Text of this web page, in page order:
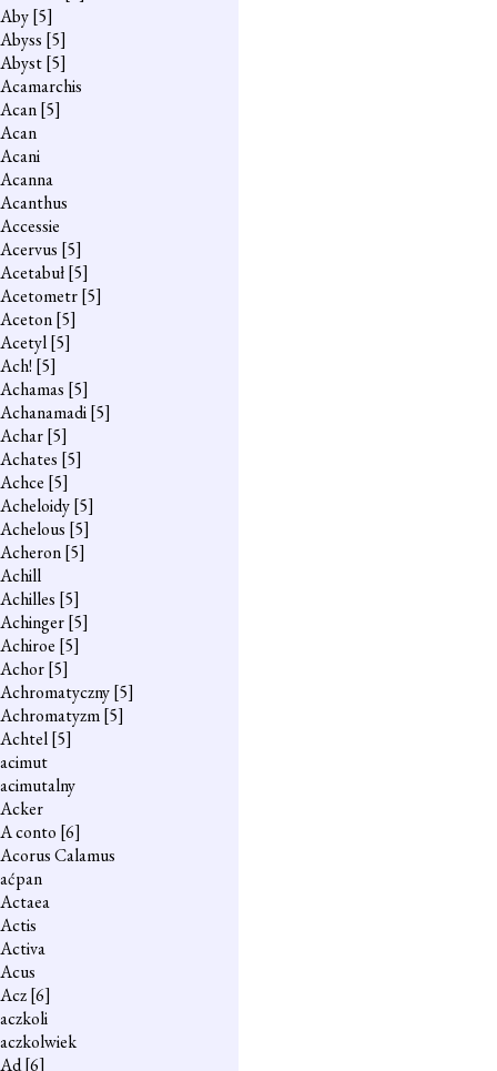
Aby[5]
Abyss [5]
Abyst[5]
Acamarchis
Acan[5]
Acan
Acani
Acanna
Acanthus
Accessie
Acervus [5]
Acetabuł[5]
Acetometr[5]
Aceton[5]
Acetyl[5]
Ach! [5]
Achamas [5]
Achanamadi[5]
Achar[5]
Achates [5]
Achce [5]
Acheloidy[5]
Achelous [5]
Acheron[5]
Achill
Achilles [5]
Achinger[5]
Achiroe [5]
Achor[5]
Achromatyczny[5]
Achromatyzm[5]
Achtel[5]
acimut
acimutalny
Acker
A conto [6]
Acorus Calamus
aćpan
Actaea
Actis
Activa
Acus
Acz[6]
aczkoli
aczkolwiek
Ad[6]